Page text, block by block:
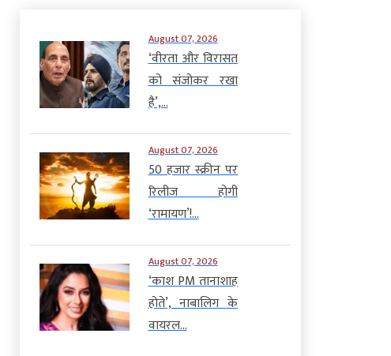
August 07, 2026
‘वीरता और विरासत
को संजोकर रखा
है’,...
August 07, 2026
50 हजार स्क्रीन पर
रिलीज होगी
‘रामायण’!...
August 07, 2026
‘काश PM तानाशाह
होते’, नाबालिग के
वायरल...